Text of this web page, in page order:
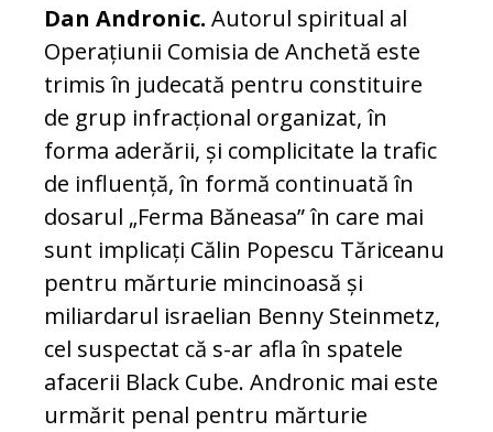
Dan Andronic. Autorul spiritual al
Operațiunii Comisia de Anchetă este
trimis în judecată pentru constituire
de grup infracțional organizat, în
forma aderării, și complicitate la trafic
de influență, în formă continuată în
dosarul „Ferma Băneasa” în care mai
sunt implicați Călin Popescu Tăriceanu
pentru mărturie mincinoasă și
miliardarul israelian Benny Steinmetz,
cel suspectat că s-ar afla în spatele
afacerii Black Cube. Andronic mai este
urmărit penal pentru mărturie